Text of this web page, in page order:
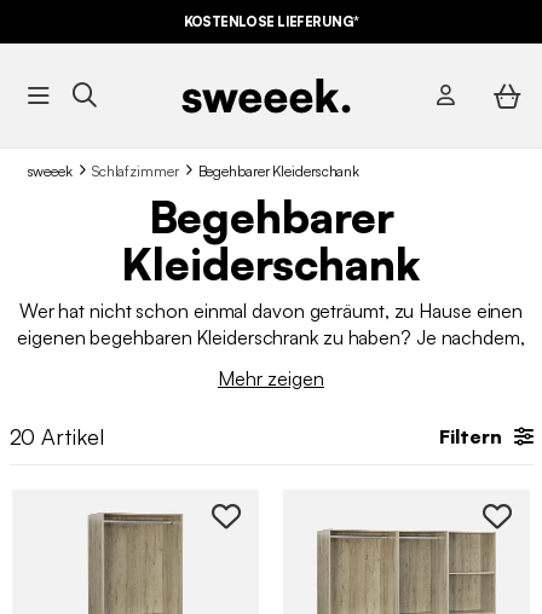
KOSTENLOSE LIEFERUNG*
sweeek Schlafzimmer Begehbarer Kleiderschank
Begehbarer
Kleiderschank
Wer hat nicht schon einmal davon geträumt, zu Hause einen
eigenen begehbaren Kleiderschrank zu haben? Je nachdem,
Entdecken Sie unsere Auswahl an Ankleidemöbeln, um Ihre
Mehr zeigen
20 Artikel Filtern